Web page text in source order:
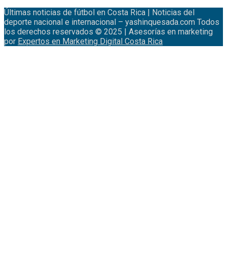
Últimas noticias de fútbol en Costa Rica | Noticias del
deporte nacional e internacional – yashinquesada.com Todos
los derechos reservados © 2025 | Asesorías en marketing
por Expertos en Marketing Digital Costa Rica